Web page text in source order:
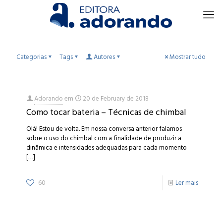
Categorias Tags Autores Mostrar tudo
Adorandoem 20 de February de 2018
Como tocar bateria – Técnicas de chimbal
Olá! Estou de volta. Em nossa conversa anterior falamos
sobre o uso do chimbal com a finalidade de produzir a
dinâmica e intensidades adequadas para cada momento
[…]
60 Ler mais